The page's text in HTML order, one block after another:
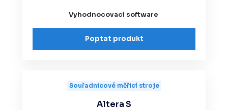
Vyhodnocovací software
Poptat produkt
Souřadnicové měřicí stroje
Altera S